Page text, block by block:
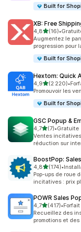
Built for
XB: Free
4,8étoile(s) sur 5
(16)
16 avis au total
•
Augmentez le
progression pour
Built for
Hextom: Quick
4,9étoile(s) sur 5
(2 220)
2220 avis au total
•
Promouvoir les
Built for
GSC Popup &
4,7étoile(s) sur 5
(7)
7 avis au total
•Gratuite
Ventes
réduction sur
BoostPop:
4,8étoile(s) sur 5
(174)
174 avis au total
•
Pop-ups de roue
incitatives : prix
POWR Sales
4,7étoile(s) sur 5
(417)
417 avis au total
•
Recueillez des
promotions et